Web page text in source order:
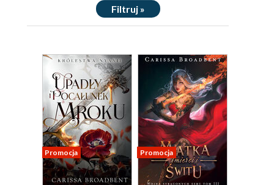
Filtruj »
Promocja Promocja